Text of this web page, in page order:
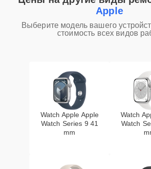
Apple
Выберите модель вашего
стоимость всех видов
Watch Apple Apple
Watch Series 9 41
mm
Watch
Watch